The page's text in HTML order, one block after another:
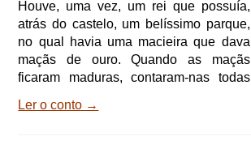
sossegada, minha filha, que hás de tê-
lo, - disse a velha. - Tua irmã merecia
estar morta há muito tempo; esta noite,
quando estiver
Houve, uma vez, um rei que possuía,
atrás do castelo, um belíssimo parque,
no qual havia uma macieira que dava
maçãs de ouro. Quando as maçãs
ficaram maduras, contaram-nas todas
uma. Avisaram o rei e ele ordenou que
Ler o conto →